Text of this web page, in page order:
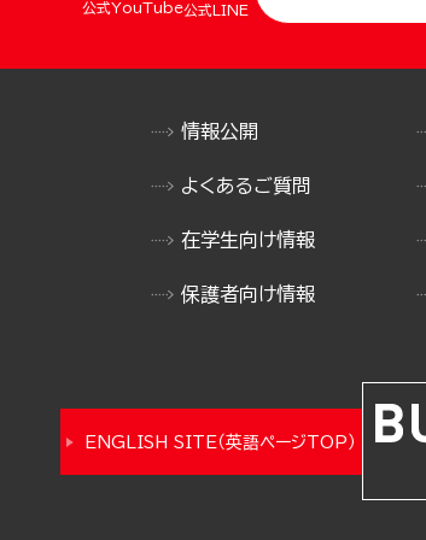
公式YouTube公式LINE
情報公開
よくあるご質問
在学生向け情報
保護者向け情報
ENGLISH SITE（英語ページTOP）